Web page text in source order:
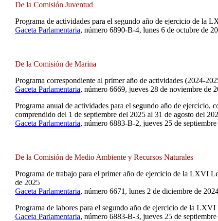
De la Comisión Juventud
Programa de actividades para el segundo año de ejercicio de la
Gaceta Parlamentaria, número 6890-B-4, lunes 6 de octubre de
De la Comisión de Marina
Programa correspondiente al primer año de actividades (2024-
Gaceta Parlamentaria, número 6669, jueves 28 de noviembre de
Programa anual de actividades para el segundo año de ejercicio,
comprendido del 1 de septiembre del 2025 al 31 de agosto del
Gaceta Parlamentaria, número 6883-B-2, jueves 25 de
De la Comisión de Medio Ambiente y Recursos Naturales
Programa de trabajo para el primer año de ejercicio de la LXVI
de 2025
Gaceta Parlamentaria, número 6671, lunes 2 de diciembre de
Programa de labores para el segundo año de ejercicio de la
Gaceta Parlamentaria, número 6883-B-3, jueves 25 de